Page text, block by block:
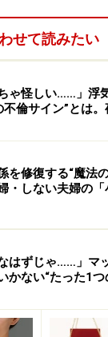
わかる
会話をしない」
現象をチェッ
！
「仮面夫婦度」チェック [
松 まゆみ
せて読みたい
ちゃ怪しい……」浮
不倫サイン”とは
を修復する“魔法
・しない夫婦の
なはずじゃ……」マ
かない“たった1つ